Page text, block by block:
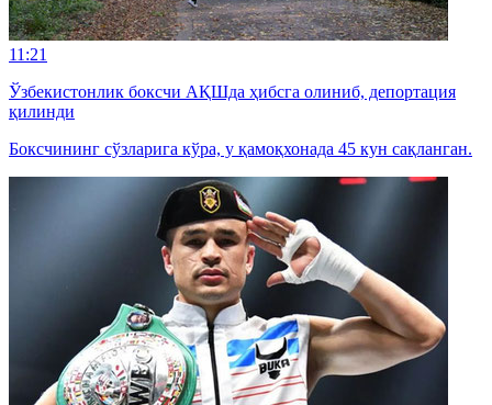
11:21
Ўзбекистонлик боксчи АҚШда ҳибсга олиниб, депортация
қилинди
Боксчининг сўзларига кўра, у қамоқхонада 45 кун сақланган.